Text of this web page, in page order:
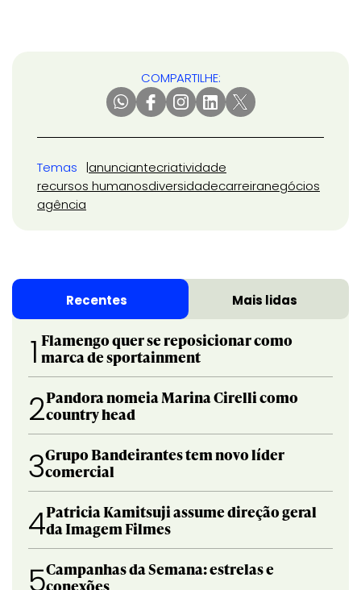
COMPARTILHE:
Temas anunciantecriatividade
recursos humanosdiversidadecarreiranegócios
agência
Recentes Mais lidas
1 Flamengo quer se reposicionar como
marca de sportainment
2Pandora nomeia Marina Cirelli como
country head
3Grupo Bandeirantes tem novo líder
comercial
4Patricia Kamitsuji assume direção geral
da Imagem Filmes
5Campanhas da Semana: estrelas e
conexões